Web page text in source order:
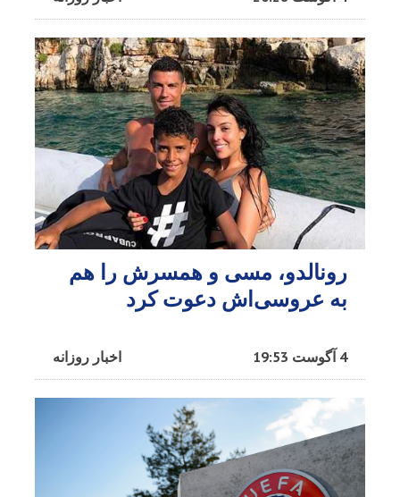
رونالدو، مسی و همسرش را هم
به عروسی‌اش دعوت کرد
اخبار روزانه 4 آگوست 19:53